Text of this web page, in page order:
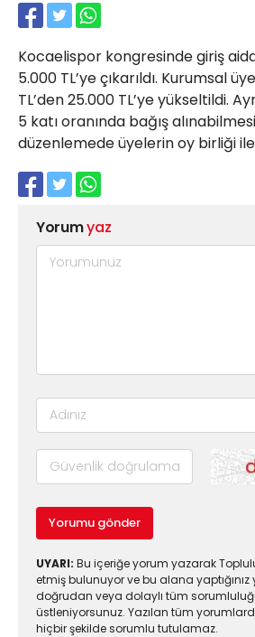
Kocaelispor kongresinde giriş
5.000 TL’ye çıkarıldı. Kurumsal
TL’den 25.000 TL’ye yükseltildi.
5 katı oranında bağış
düzenlemede üyelerin oy birliği
Yorumyaz
Yorumu gönder
UYARI: Bu içeriğe yorum yazarak
etmiş bulunuyor ve bu alana
doğrudan veya dolaylı tüm
üstleniyorsunuz. Yazılan tüm
hiçbir şekilde sorumlu tutulamaz.